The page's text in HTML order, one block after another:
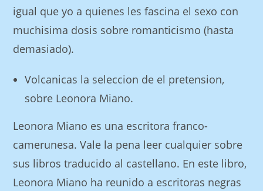
igual que yo a quienes les fascina el sexo con
muchisima dosis sobre romanticismo (hasta
demasiado).
Volcanicas la seleccion de el pretension,
sobre Leonora Miano.
Leonora Miano es una escritora franco-
camerunesa. Vale la pena leer cualquier sobre
sus libros traducido al castellano. En este libro,
Leonora Miano ha reunido a escritoras negras